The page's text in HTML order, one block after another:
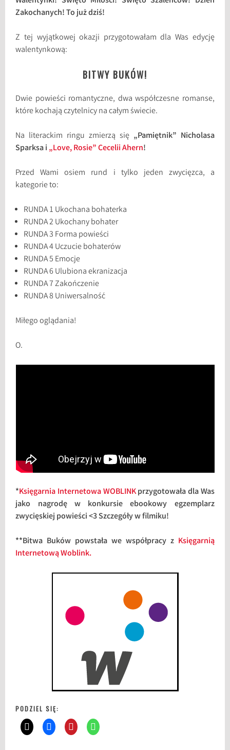
Zakochanych! To już dziś!
Z tej wyjątkowej okazji przygotowałam dla Was edycję
walentynkową:
BITWY BUKÓW!
Dwie powieści romantyczne, dwa współczesne romanse,
które kochają czytelnicy na całym świecie.
Na literackim ringu zmierzą się „Pamiętnik” Nicholasa
Sparksa i „Love, Rosie” Cecelii Ahern!
Przed Wami osiem rund i tylko jeden zwycięzca, a
kategorie to:
RUNDA 1 Ukochana bohaterka
RUNDA 2 Ukochany bohater
RUNDA 3 Forma powieści
RUNDA 4 Uczucie bohaterów
RUNDA 5 Emocje
RUNDA 6 Ulubiona ekranizacja
RUNDA 7 Zakończenie
RUNDA 8 Uniwersalność
Miłego oglądania!
O.
*Księgarnia Internetowa WOBLINKprzygotowała dla Was
jako nagrodę w konkursie ebookowy egzemplarz
zwycięskiej powieści <3 Szczegóły w filmiku!
**Bitwa Buków powstała we współpracy z Księgarnią
Internetową Woblink.
PODZIEL SIĘ: